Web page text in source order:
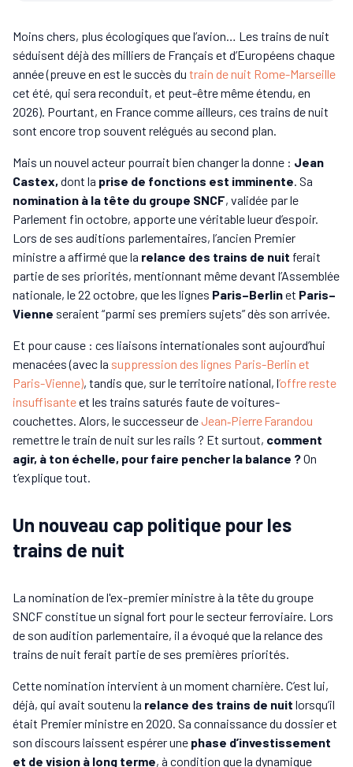
Moins chers, plus écologiques que l’avion… Les trains de nuit
séduisent déjà des milliers de Français et d’Européens chaque
année (preuve en est le succès du train de nuit Rome-Marseille
cet été, qui sera reconduit, et peut-être même étendu, en
2026). Pourtant, en France comme ailleurs, ces trains de nuit
sont encore trop souvent relégués au second plan.
Mais un nouvel acteur pourrait bien changer la donne : Jean
Castex, dont la prise de fonctions est imminente . Sa
nomination à la tête du groupe SNCF, validée par le
Parlement fin octobre, apporte une véritable lueur d’espoir.
Lors de ses auditions parlementaires, l’ancien Premier
ministre a affirmé que la relance des trains de nuit ferait
partie de ses priorités, mentionnant même devant l’Assemblée
nationale, le 22 octobre, que les lignes Paris–Berlinet Paris–
Vienne seraient “parmi ses premiers sujets” dès son arrivée.
Et pour cause : ces liaisons internationales sont aujourd’hui
menacées (avec la suppression des lignes Paris-Berlin et
Paris-Vienne), tandis que, sur le territoire national, l’offre reste
insuffisanteet les trains saturés faute de voitures-
couchettes. Alors, le successeur deJean‑Pierre Farandou
remettre le train de nuit sur les rails ? Et surtout, comment
agir, à ton échelle, pour faire pencher la balance ?On
t’explique tout.
Un nouveau cap politique pour les
trains de nuit
La nomination de l'ex-premier ministre à la tête du groupe
SNCF constitue un signal fort pour le secteur ferroviaire. Lors
de son audition parlementaire, il a évoqué que la relance des
trains de nuit ferait partie de ses premières priorités.
Cette nomination intervient à un moment charnière. C’est lui,
déjà, qui avait soutenu la relance des trains de nuit lorsqu’il
était Premier ministre en 2020. Sa connaissance du dossier et
son discours laissent espérer une phase d’investissement
et de vision à long terme, à condition que la dynamique